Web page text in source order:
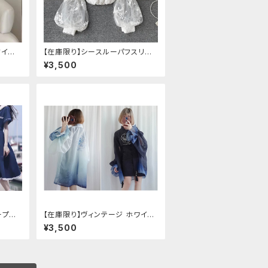
ル
【在庫限り】シースルーパフスリー
ブ刺繍ブラウス
¥3,500
リ
【在庫限り】ヴィンテージ ホワイト
タイガー チョンサム ショートスリ
ーブ
¥3,500